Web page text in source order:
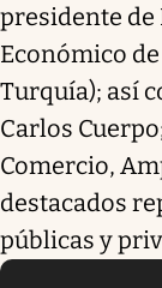
presidente de
Económico
Turquía); así
Carlos
Comercio,
destacados
públicas y